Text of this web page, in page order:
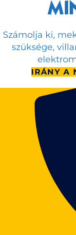
Számolja ki,
szüksége,
IRÁNY A